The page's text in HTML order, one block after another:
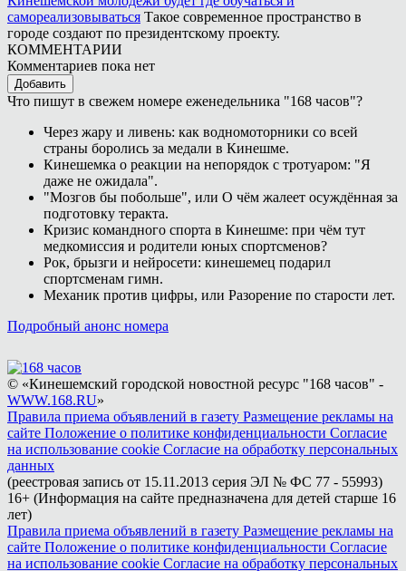
самореализовываться Такое современное пространство в
городе создают по президентскому проекту.
КОММЕНТАРИИ
Комментариев пока нет
Добавить
Что пишут в свежем номере еженедельника "168 часов"?
Через жару и ливень: как водномоторники со всей
страны боролись за медали в Кинешме.
Кинешемка о реакции на непорядок с тротуаром: "Я
даже не ожидала".
"Мозгов бы побольше", или О чём жалеет осуждённая за
подготовку теракта.
Кризис командного спорта в Кинешме: при чём тут
медкомиссия и родители юных спортсменов?
Рок, брызги и нейросети: кинешемец подарил
спортсменам гимн.
Механик против цифры, или Разорение по старости лет.
Подробный анонс номера
© «Кинешемский городской новостной ресурс "168 часов" -
WWW.168.RU»
Правила приема объявлений в газету Размещение рекламы на
сайте Положение о политике конфиденциальности Согласие
на использование cookie Согласие на обработку персональных
данных
(реестровая запись от 15.11.2013 серия ЭЛ № ФС 77 - 55993)
16+ (Информация на сайте предназначена для детей старше 16
лет)
Правила приема объявлений в газету Размещение рекламы на
сайте Положение о политике конфиденциальности Согласие
на использование cookie Согласие на обработку персональных